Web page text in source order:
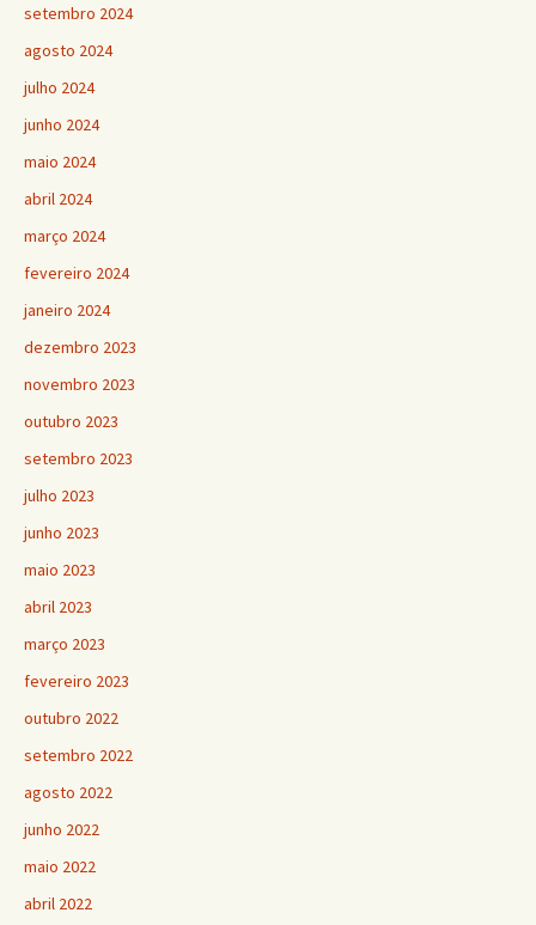
setembro 2024
agosto 2024
julho 2024
junho 2024
maio 2024
abril 2024
março 2024
fevereiro 2024
janeiro 2024
dezembro 2023
novembro 2023
outubro 2023
setembro 2023
julho 2023
junho 2023
maio 2023
abril 2023
março 2023
fevereiro 2023
outubro 2022
setembro 2022
agosto 2022
junho 2022
maio 2022
abril 2022